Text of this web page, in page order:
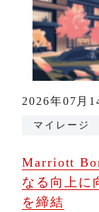
2026年07月
マイレージ
Marriott
なる向上に
を締結